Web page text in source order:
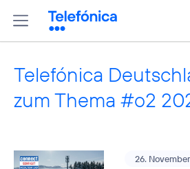
Telefónica
zum Thema #o2
26.